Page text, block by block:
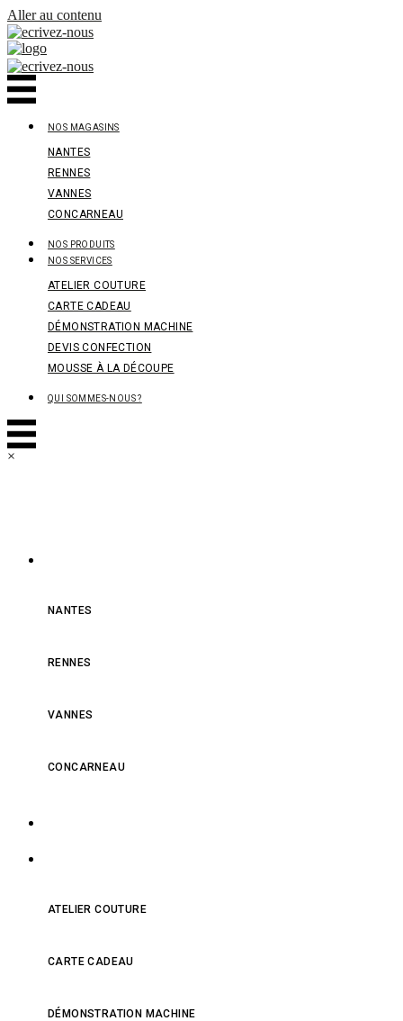
Aller au contenu
NOS MAGASINS
NANTES
RENNES
VANNES
CONCARNEAU
NOS PRODUITS
NOS SERVICES
ATELIER COUTURE
CARTE CADEAU
DÉMONSTRATION MACHINE
DEVIS CONFECTION
MOUSSE À LA DÉCOUPE
QUI SOMMES-NOUS ?
×
NANTES
RENNES
VANNES
CONCARNEAU
ATELIER COUTURE
CARTE CADEAU
DÉMONSTRATION MACHINE
Panneau de gestion des cookies